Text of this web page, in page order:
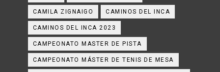
CAMILA ZIGNAIGO CAMINOS DEL INCA
CAMINOS DEL INCA 2023
CAMPEONATO MASTER DE PISTA
CAMPEONATO MÁSTER DE TENIS DE MESA